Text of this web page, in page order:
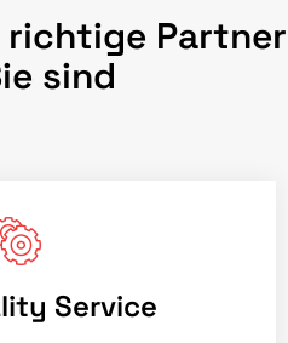
richtige Partner
sind
Service